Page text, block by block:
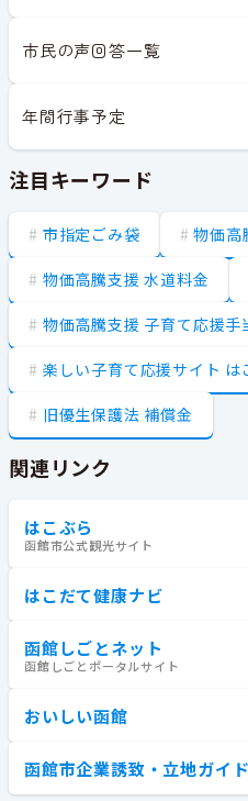
市民の声回答一覧
年間行事予定
注目キーワード
市指定ごみ袋 物価高
物価高騰支援 水道料金
物価高騰支援 子育て応援手
楽しい子育て応援サイト は
旧優生保護法 補償金
関連リンク
はこぶら
函館市公式観光サイト
はこだて健康ナビ
函館しごとネット
函館しごとポータルサイト
おいしい函館
函館市企業誘致・立地ガイド